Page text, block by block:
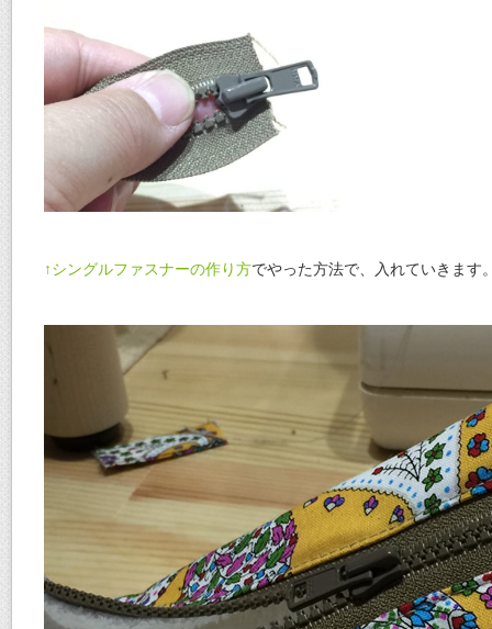
↑シングルファスナーの作り方でやった方法で、入れていきます